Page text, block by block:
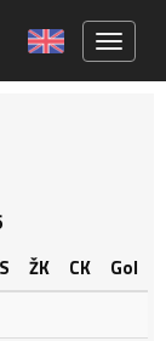
S ŽK CK
Gol